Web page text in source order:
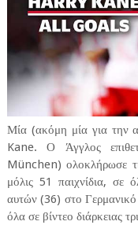
Μία (ακόμη μία για την
Kane. Ο Άγγλος
München) ολοκλήρωσε
μόλις 51 παιχνίδια, σε
αυτών (36) στο
όλα σε βίντεο διάρκειας